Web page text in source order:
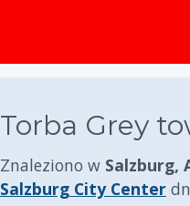
Torba Grey
Znaleziono w Salzburg,
Salzburg City Center